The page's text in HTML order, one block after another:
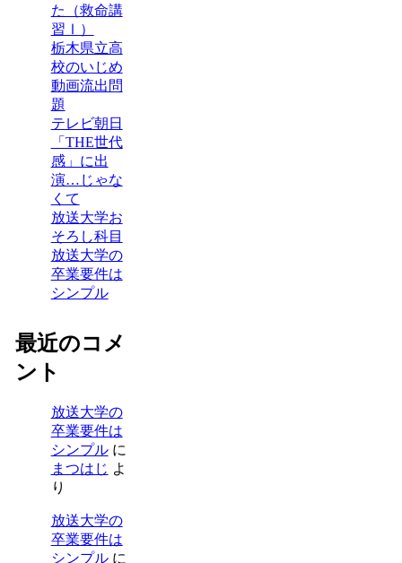
た（救命講
習Ⅰ）
栃木県立高
校のいじめ
動画流出問
題
テレビ朝日
「THE世代
感」に出
演…じゃな
くて
放送大学お
そろし科目
放送大学の
卒業要件は
シンプル
最近のコメ
ント
放送大学の
卒業要件は
シンプルに
まつはじ よ
り
放送大学の
卒業要件は
シンプルに